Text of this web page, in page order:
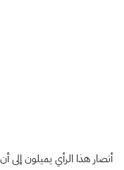
أنصار هذا الرأي يميلون إلى